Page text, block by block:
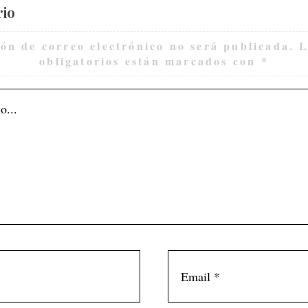
de correo electrónico no será publicada.
obligatorios están marcados con *